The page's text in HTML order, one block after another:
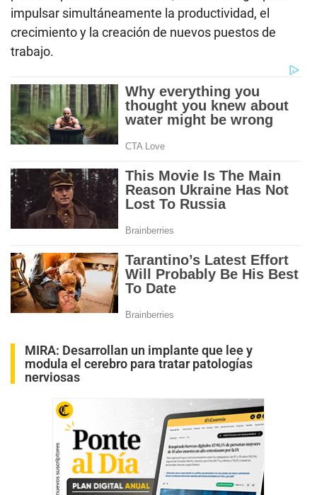
impulsar simultáneamente la productividad, el
crecimiento y la creación de nuevos puestos de
trabajo.
MIRA: Desarrollan un implante que lee y
modula el cerebro para tratar patologías
nerviosas